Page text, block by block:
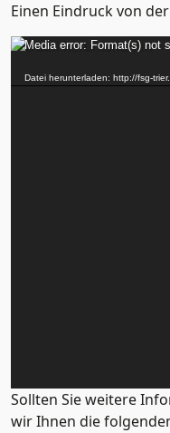
Einen Eindruck von
Video-
Media error: Format(s) not
Datei herunterladen: http://fsg-
Sollten Sie weitere
wir Ihnen die